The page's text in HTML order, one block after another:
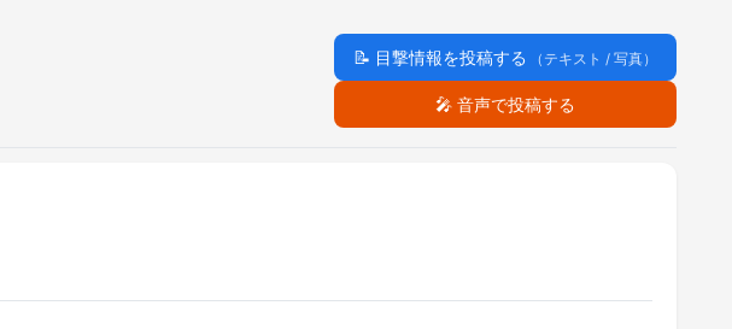
📝 目撃情報を投稿する （テキスト / 写真）
🎤 音声で投稿する